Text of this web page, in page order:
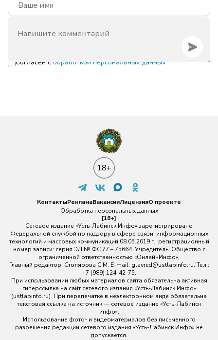
Согласен с обработкой персональных данных
КонтактыРекламаВакансииЛицензияО проекте
Обработка персональных данных
[18+]
Сетевое издание «Усть-Лабинск Инфо» зарегистрировано
Федеральной службой по надзору в сфере связи, информационных
технологий и массовых коммуникаций 08.05.2019 г., регистрационный
номер записи: серия ЭЛ № ФС 77 – 75664. Учредитель: Общество с
ограниченной ответственностью «ОнлайнИнфо».
Главный редактор: Столярова С.М. E-mail: glavred@ustlabinfo.ru. Тел.:
+7 (989) 124-42-75.
При использовании любых материалов сайта обязательна активная
гиперссылка на сайт сетевого издания «Усть-Лабинск Инфо»
(ustlabinfo.ru). При перепечатке в неэлектронном виде обязательна
текстовая ссылка на источник — сетевое издание «Усть-Лабинск
инфо».
Использование фото- и видеоматериалов без письменного
разрешения редакции сетевого издания «Усть-Лабинск Инфо» не
допускается.